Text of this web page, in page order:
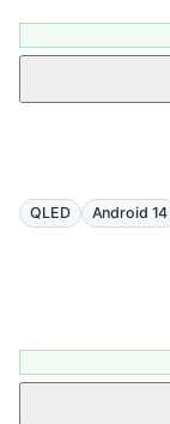
QLED Android 14